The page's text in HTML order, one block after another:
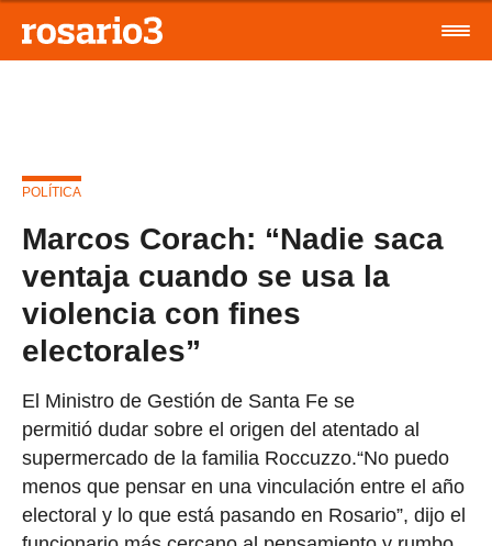
POLÍTICA
Marcos Corach: “Nadie saca
ventaja cuando se usa la
violencia con fines
electorales”
El Ministro de Gestión de Santa Fe se
permitió dudar sobre el origen del atentado al
supermercado de la familia Roccuzzo.“No puedo
menos que pensar en una vinculación entre el año
electoral y lo que está pasando en Rosario”, dijo el